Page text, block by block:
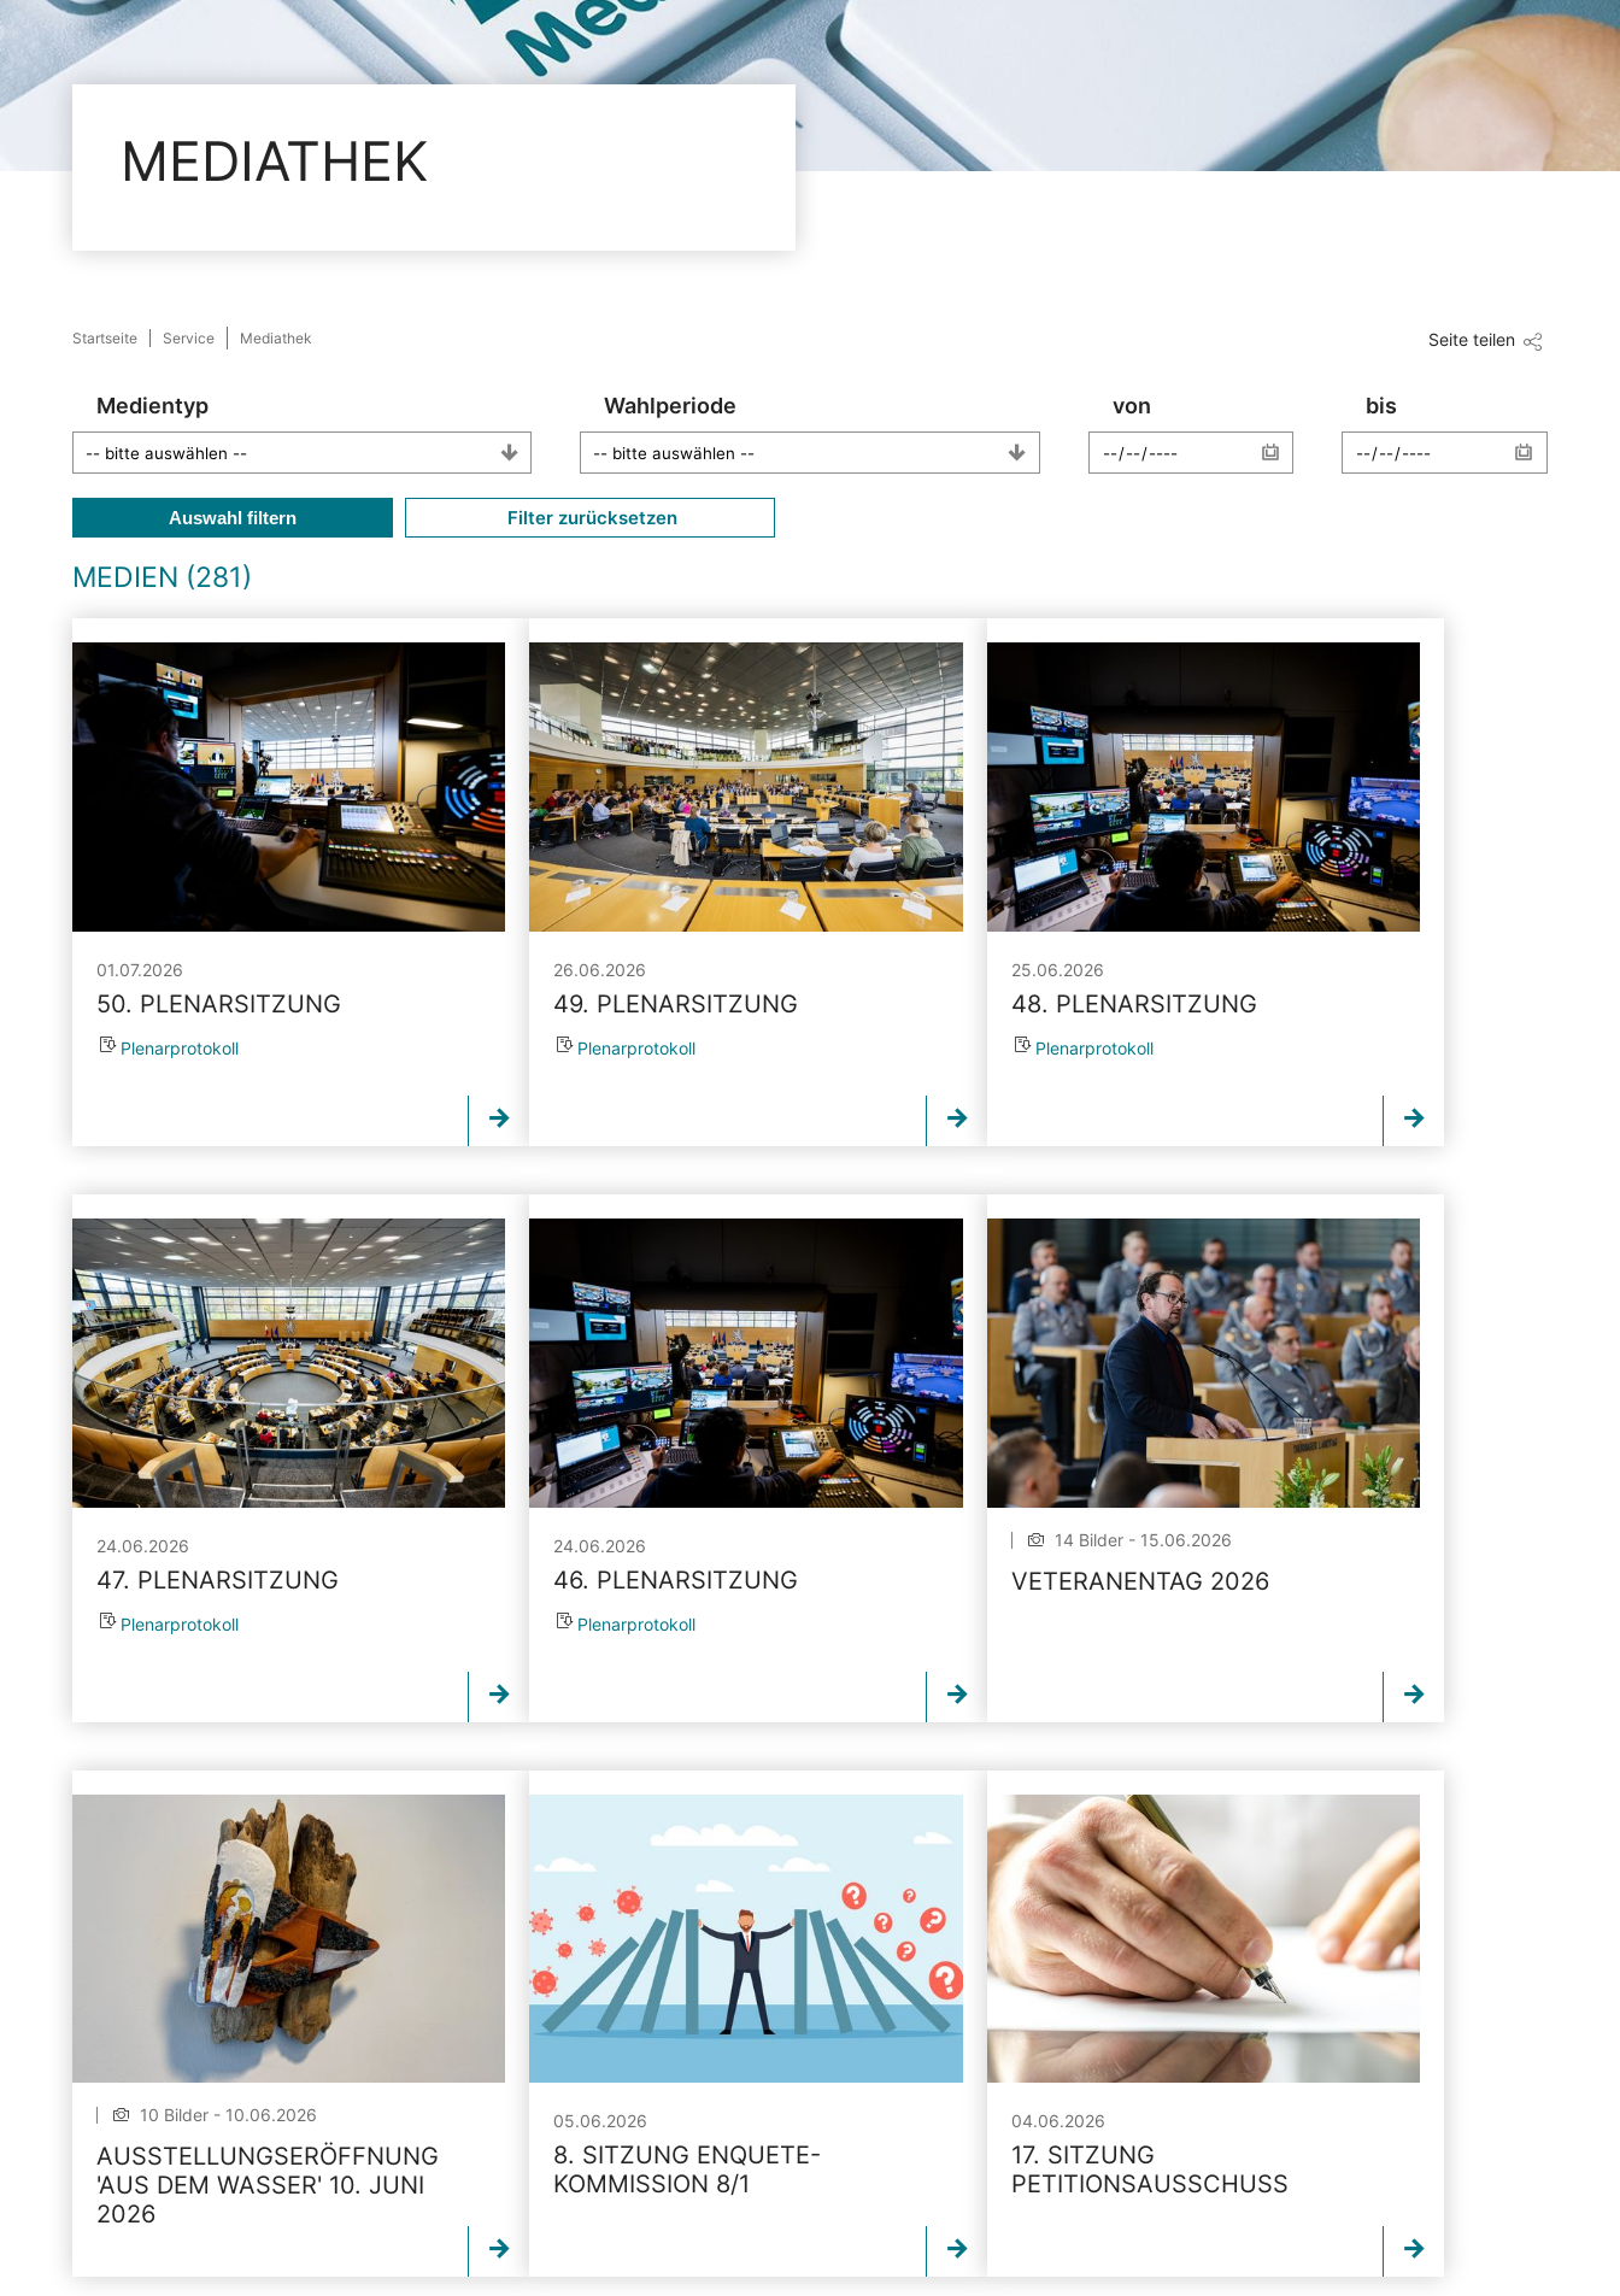
MEDIATHEK
Startseite Service Mediathek Seite teilen
Medientyp Wahlperiode von bis
Auswahl filtern Filter zurücksetzen
MEDIEN (281)
01.07.2026
50. PLENARSITZUNG
Plenarprotokoll
26.06.2026
49. PLENARSITZUNG
Plenarprotokoll
25.06.2026
48. PLENARSITZUNG
Plenarprotokoll
24.06.2026
47. PLENARSITZUNG
Plenarprotokoll
24.06.2026
46. PLENARSITZUNG
Plenarprotokoll
14 Bilder - 15.06.2026
VETERANENTAG 2026
10 Bilder - 10.06.2026
AUSSTELLUNGSERÖFFNUNG
'AUS DEM WASSER' 10. JUNI
2026
05.06.2026
8. SITZUNG ENQUETE-
KOMMISSION 8/1
04.06.2026
17. SITZUNG
PETITIONSAUSSCHUSS